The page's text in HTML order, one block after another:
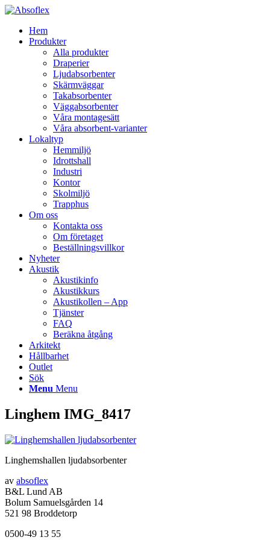
Hem
Produkter
Alla produkter
Draperier
Ljudabsorbenter
Skärmväggar
Takabsorbenter
Väggabsorbenter
Våra montagesätt
Våra absorbent-varianter
Lokaltyp
Hemmiljö
Idrottshall
Industri
Kontor
Skolmiljö
Trapphus
Om oss
Kontakta oss
Om företaget
Beställningsvillkor
Nyheter
Akustik
Akustikinfo
Akustikkurs
Akustikollen – App
Tjänster
FAQ
Beräkna åtgång
Arkitekt
Hållbarhet
Outlet
Sök
Menu Menu
Linghem IMG_8417
Linghemshallen ljudabsorbenter
av absoflex
B&L Lund AB
Bolum Samuelsgården 14
521 98 Broddetorp
0500-49 13 55